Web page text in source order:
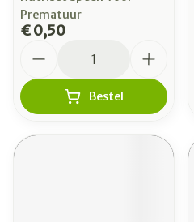
Prematuur
€ 0,50
Bestel